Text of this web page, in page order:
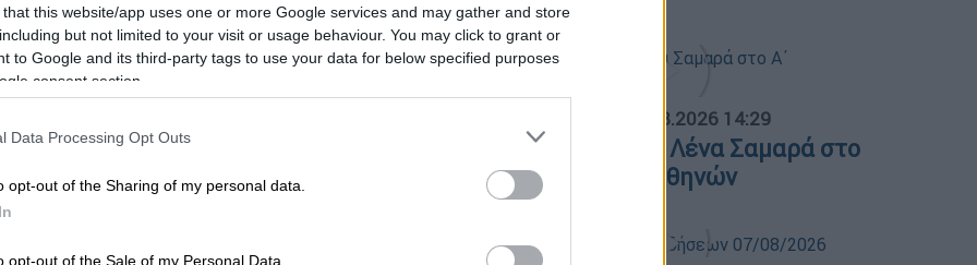
that this website/app uses one or more Google services and may gather and store
but not limited to your visit or usage behaviour. You may click to grant or
to Google and its third-party tags to use your data for below specified purposes
consent section.
Data Processing Opt Outs
opt-out of the Sharing of my personal data.
opt-out of the Sale of my Personal Data.
Fuel Pass 2026: Μέχρι πότε έχετε
περιθώριο να χρησιμοποιήσετε το
voucher
δικαιούχους
07.08.2026 14:29
Μνημόσυνο για τη Λένα Σαμαρά στο
Α΄ Νεκροταφείο Αθηνών